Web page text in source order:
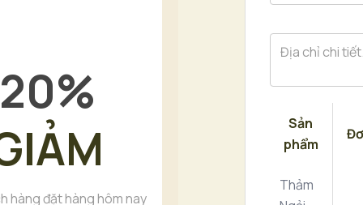
%
hàng đặt hàng hôm nay
Sản
phẩm
Thảm